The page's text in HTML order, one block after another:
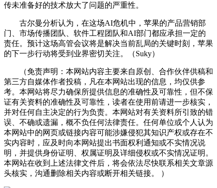
传未准备好的技术放大了问题的严重性。
古尔曼分析认为，在这场AI危机中，苹果的产品营销部
门、市场传播团队、软件工程团队和AI部门都应承担一定的
责任。预计这场高管会议将是解决当前乱局的关键时刻，苹果
的下一步行动将受到业界密切关注。（Suky）
（免责声明：本网站内容主要来自原创、合作伙伴供稿和
第三方自媒体作者投稿，凡在本网站出现的信息，均仅供参
考。本网站将尽力确保所提供信息的准确性及可靠性，但不保
证有关资料的准确性及可靠性，读者在使用前请进一步核实，
并对任何自主决定的行为负责。本网站对有关资料所引致的错
误、不确或遗漏，概不负任何法律责任。任何单位或个人认为
本网站中的网页或链接内容可能涉嫌侵犯其知识产权或存在不
实内容时，应及时向本网站提出书面权利通知或不实情况说
明，并提供身份证明、权属证明及详细侵权或不实情况证明。
本网站在收到上述法律文件后，将会依法尽快联系相关文章源
头核实，沟通删除相关内容或断开相关链接。 ）